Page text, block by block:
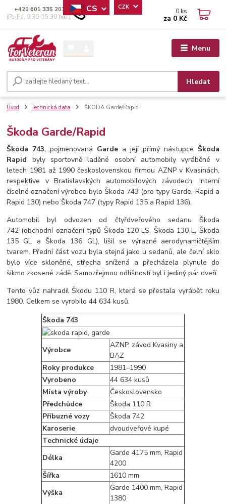
Menu
CS CZK
Hledat
+420 601 335 207
(Po-Pá, 9:30-15:30 hod.)
0 ks
za 0 Kč
Úvod Technická data ŠKODA Garde/Rapid
Škoda Garde/Rapid
Škoda 743, pojmenovaná Garde a její přímý nástupce Škoda
Rapid byly sportovně laděné osobní automobily vyráběné v
letech 1981 až 1990 československou firmou AZNP v Kvasinách,
respektive v Bratislavských automobilových závodech. Interní
číselné označení výrobce bylo Škoda 743 (pro typy Garde, Rapid a
Rapid 130) nebo Škoda 747 (typy Rapid 135 a Rapid 136).
Automobil byl odvozen od čtyřdveřového sedanu Škoda
742 (obchodní označení typů Škoda 120 LS, Škoda 130 L, Škoda
135 GL a Škoda 136 GL), lišil se výrazně aerodynamičtějším
tvarem. Přední část vozu byla stejná jako u sedanů, ale čelní sklo
bylo více skloněné, střecha snížená a přecházela plynule do
šikmo zkosené zádě. Samozřejmou odlišností byl i jediný pár dveří.
Tento vůz nahradil Škodu 110 R, která se přestala vyrábět roku
1980. Celkem se vyrobilo 44 634 kusů.
Škoda 743
Výrobce
AZNP, závod Kvasiny a
BAZ
Roky produkce
1981–1990
Vyrobeno
44 634 kusů
Místa výroby
Československo
Předchůdce
Škoda 110 R
Příbuzné vozy
Škoda 742
Karoserie
dvoudveřové kupé
Technické údaje
Délka
Garde 4175 mm, Rapid
4200
Šířka
1610 mm
Výška
Garde 1400 mm, Rapid
1380